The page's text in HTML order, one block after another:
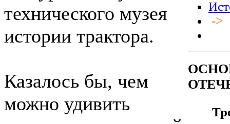
технического музея
истории трактора.
Казалось бы, чем
можно удивить
->